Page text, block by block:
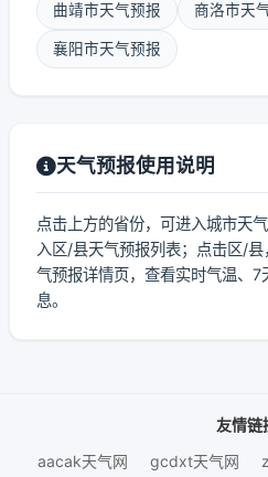
曲靖市天气预报 商洛市天
襄阳市天气预报
天气预报使用说明
点击上方的省份，可进入城市天
入区/县天气预报列表；点击区/
气预报详情页，查看实时气温、
息。
友情链
aacak天气网
gcdxt天气网